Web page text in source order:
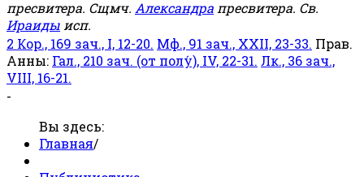
пресвитера. Сщмч. Александра пресвитера. Св.
Ираиды исп.
2 Кор., 169 зач., I, 12-20. Мф., 91 зач., XXII, 23-33. Прав.
Анны: Гал., 210 зач. (от полу́), IV, 22-31. Лк., 36 зач.,
VIII, 16-21.
-
Вы здесь:
Главная/